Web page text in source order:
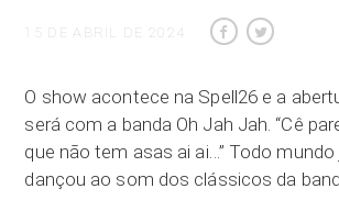
15 DE ABRIL DE 2024
O show acontece na Spell26 e a
será com a banda Oh Jah Jah. “Cê
que não tem asas ai ai…” Todo
dançou ao som dos clássicos da